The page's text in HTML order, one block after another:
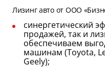
Лизинг авто от ООО
синергетический
продажей, так и
обеспечиваем
машинам (Toyota,
Geely);